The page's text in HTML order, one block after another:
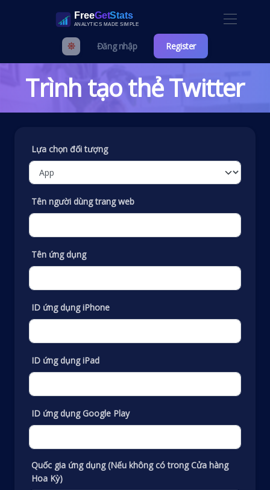
Đăng nhập Register
Trình tạo thẻ Twitter
Lựa chọn đối tượng
Tên người dùng trang web
Tên ứng dụng
ID ứng dụng iPhone
ID ứng dụng iPad
ID ứng dụng Google Play
Quốc gia ứng dụng (Nếu không có trong Cửa hàng
Hoa Kỳ)